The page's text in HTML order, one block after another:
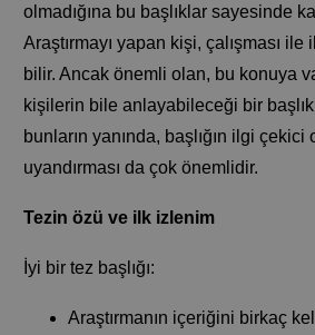
olmadığına bu başlıklar sayesinde
Araştırmayı yapan kişi, çalışması ile
bilir. Ancak önemli olan, bu konuya
kişilerin bile anlayabileceği bir
bunların yanında, başlığın ilgi çekici
uyandırması da çok önemlidir.
Tezin özü ve ilk izlenim
İyi bir tez başlığı:
Araştırmanın içeriğini birkaç